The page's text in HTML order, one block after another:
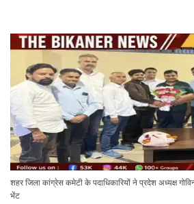
शहर जिला कांग्रेस कमेटी के पदाधिकारियों ने प्रदेश अध्यक्ष
भेंट